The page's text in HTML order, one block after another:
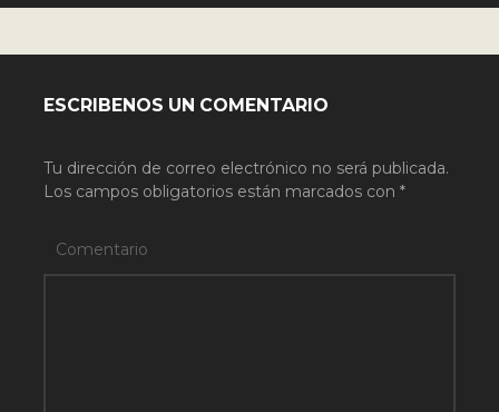
ESCRIBENOS UN COMENTARIO
Tu dirección de correo electrónico no será publicada.
Los campos obligatorios están marcados con *
Comentario